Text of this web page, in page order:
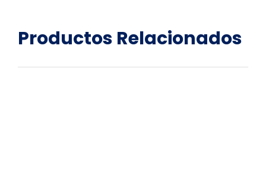
Productos Relacionados